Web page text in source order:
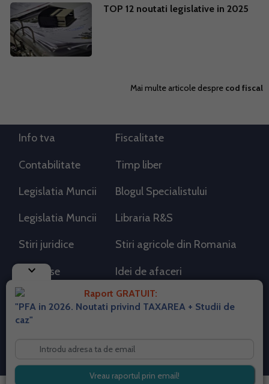
TOP 12 noutati legislative in 2025
Mai multe articole despre cod fiscal
keyboard_arrow_down
Raport GRATUIT:
"PFA in 2026. Noutati privind TAXAREA + Studii de
caz"
Info tva Fiscalitate
Contabilitate Timp liber
Legislatia Muncii Blogul Specialistului
Legislatia Muncii Libraria R&S
Stiri juridice Stiri agricole din Romania
AdSense Idei de afaceri
RSS Flux RSS 2.0
Despre cookies
Termeni si conditii
Contact